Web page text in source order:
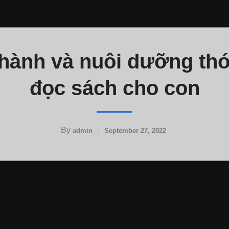
và nuôi dưỡng
đọc sách cho con
By admin September 27, 2022